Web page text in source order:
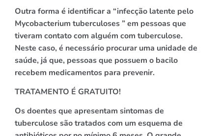
Outra forma é identificar a “infecção latente pelo
Mycobacterium tuberculoses ” em pessoas que
tiveram contato com alguém com tuberculose.
Neste caso, é necessário procurar uma unidade de
saúde, já que, pessoas que possuem o bacilo
recebem medicamentos para prevenir.
TRATAMENTO É GRATUITO!
Os doentes que apresentam sintomas de
tuberculose são tratados com um esquema de